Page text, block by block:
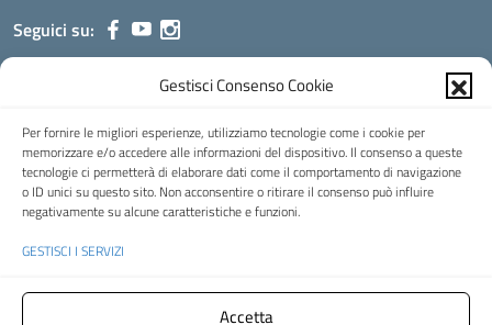
Gestisci Consenso Cookie
Per fornire le migliori esperienze, utilizziamo tecnologie come i cookie per
memorizzare e/o accedere alle informazioni del dispositivo. Il consenso a queste
tecnologie ci permetterà di elaborare dati come il comportamento di navigazione
o ID unici su questo sito. Non acconsentire o ritirare il consenso può influire
negativamente su alcune caratteristiche e funzioni.
GESTISCI I SERVIZI
Accetta
Seguici su:
Viale Aldo Moro, 51 - 24021 Albino (Bg)
Posta elettronica certificata (PEC):bgis00900b@pec.istruzione.it
Codice fiscale: 95002390169
Codice meccanografico:BGIS00900B
Codice unico di fatturazione (CUF): UFMHLX
Spazio web concesso in uso gratuito daWeb3king, via Pertini 8 ALBINO